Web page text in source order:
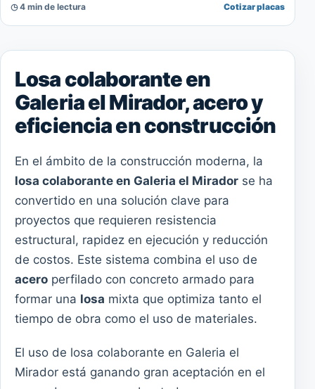
◷ 4 min de lectura Cotizar placas
Losa colaborante en
Galeria el Mirador, acero y
eficiencia en construcción
En el ámbito de la construcción moderna, la
losa colaborante en Galeria el Mirador se ha
convertido en una solución clave para
proyectos que requieren resistencia
estructural, rapidez en ejecución y reducción
de costos. Este sistema combina el uso de
acero perfilado con concreto armado para
formar una losa mixta que optimiza tanto el
tiempo de obra como el uso de materiales.
El uso de losa colaborante en Galeria el
Mirador está ganando gran aceptación en el